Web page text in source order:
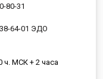
80-31
64-01 ЭДО
ч. МСК + 2 часа